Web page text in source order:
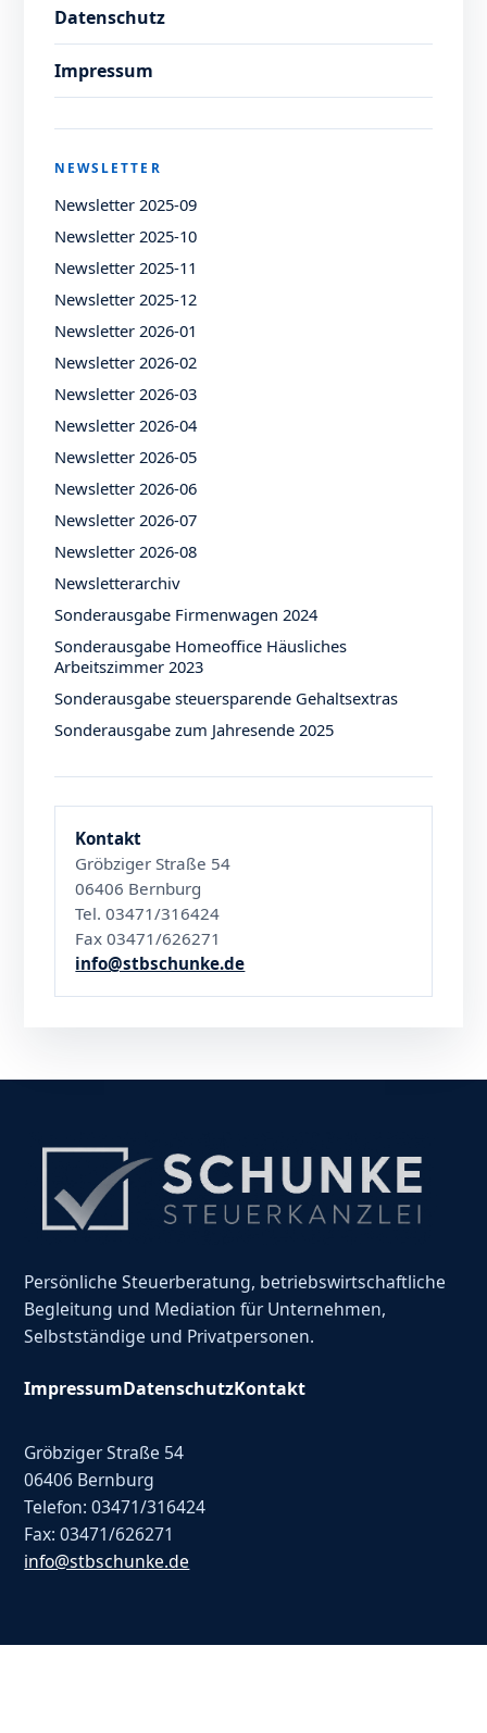
Datenschutz
Impressum
NEWSLETTER
Newsletter 2025-09
Newsletter 2025-10
Newsletter 2025-11
Newsletter 2025-12
Newsletter 2026-01
Newsletter 2026-02
Newsletter 2026-03
Newsletter 2026-04
Newsletter 2026-05
Newsletter 2026-06
Newsletter 2026-07
Newsletter 2026-08
Newsletterarchiv
Sonderausgabe Firmenwagen 2024
Sonderausgabe Homeoffice Häusliches
Arbeitszimmer 2023
Sonderausgabe steuersparende Gehaltsextras
Sonderausgabe zum Jahresende 2025
Kontakt
Gröbziger Straße 54
06406 Bernburg
Tel. 03471/316424
Fax 03471/626271
info@stbschunke.de
Persönliche Steuerberatung, betriebswirtschaftliche
Begleitung und Mediation für Unternehmen,
Selbstständige und Privatpersonen.
ImpressumDatenschutzKontakt
Gröbziger Straße 54
06406 Bernburg
Telefon: 03471/316424
Fax: 03471/626271
info@stbschunke.de